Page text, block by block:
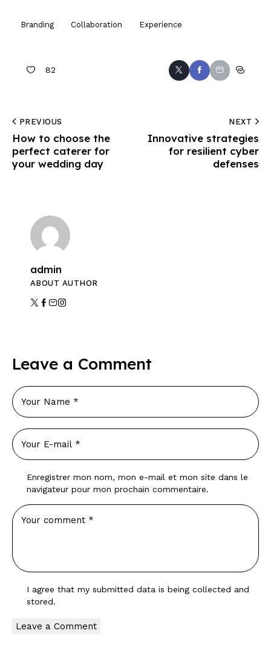
Branding Collaboration Experience
82
PREVIOUS
How to choose the
perfect caterer for
your wedding day
NEXT
Innovative strategies
for resilient cyber
defenses
admin
ABOUT AUTHOR
Leave a Comment
Enregistrer mon nom, mon e-mail et mon site dans le
navigateur pour mon prochain commentaire.
I agree that my submitted data is being collected and
stored.